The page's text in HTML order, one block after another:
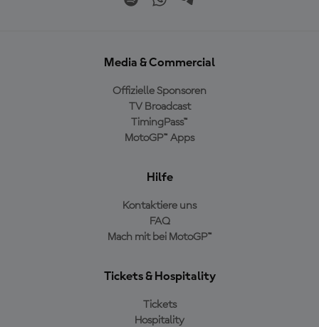
Media & Commercial
Offizielle Sponsoren
TV Broadcast
TimingPass™
MotoGP™ Apps
Hilfe
Kontaktiere uns
FAQ
Mach mit bei MotoGP™
Tickets & Hospitality
Tickets
Hospitality